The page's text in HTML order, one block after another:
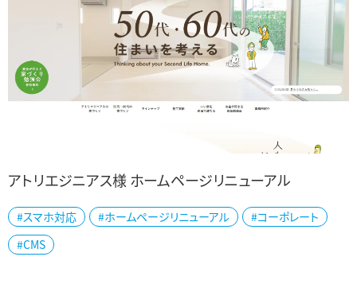
新潟市西区で建築・設計・施工をされているアトリエジニアス様の公
式ホームページをリニューアルしました。 50代・60代からの家づくり
アトリエジニアス様 ホームページリニューアル
#スマホ対応 #ホームページリニューアル
#コーポレート
#CMS